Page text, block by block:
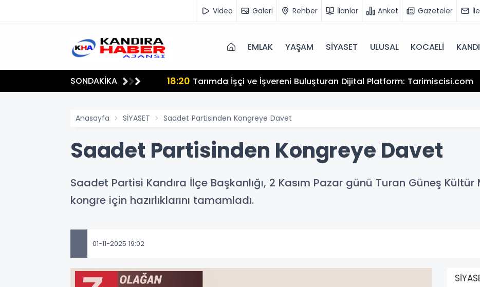
Video Galeri Rehber İlanlar Anket Gazeteler
EMLAK YAŞAM SİYASET ULUSAL KOCAELİ
SONDAKİKA 18:20 Tarımda İşçi ve İşvereni Buluşturan Dijital Platform: Tarimiscisi.com
Anasayfa SİYASET Saadet Partisinden Kongreye Davet
Saadet Partisinden Kongreye Davet
Saadet Partisi Kandıra İlçe Başkanlığı, 2 Kasım Pazar günü Turan Güneş Kültür
kongre için hazırlıklarını tamamladı.
01-11-2025 19:02